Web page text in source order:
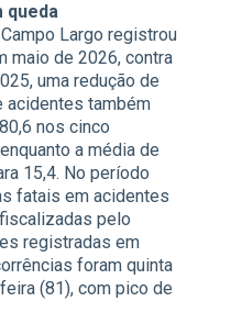
queda
Largo registrou
maio de 2026, contra
uma redução de
acidentes também
nos cinco
a média de
15,4. No período
fatais em acidentes
pelo
registradas em
foram quinta
(81), com pico de